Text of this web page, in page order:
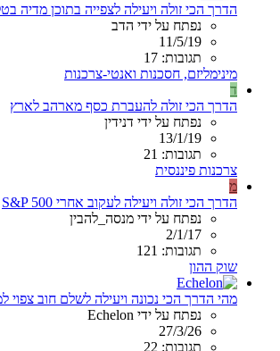
הדרך הכי זולה ויעילה לצפייה בתוכן מדיה
נפתח על ידי הדב
11/5/19
תגובות: 17
מינימליזם, חסכנות ואנטי-צרכנות
ד
הדרך הכי זולה להעברת כסף מארהב לארץ
נפתח על ידי דנידין
13/1/19
תגובות: 21
צרכנות פיננסית
מ
הדרך הכי זולה ויעילה לעקוב אחרי S&P 500
נפתח על ידי מנסה_להבין
2/1/17
תגובות: 121
שוק ההון
מהי הדרך הכי נכונה ויעילה לשלם חוב צפוי
נפתח על ידי Echelon
27/3/26
תגובות: 22